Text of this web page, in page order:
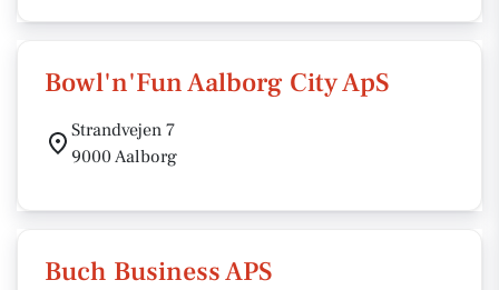
Bowl'n'Fun Aalborg City ApS
Strandvejen 7
9000 Aalborg
Buch Business APS